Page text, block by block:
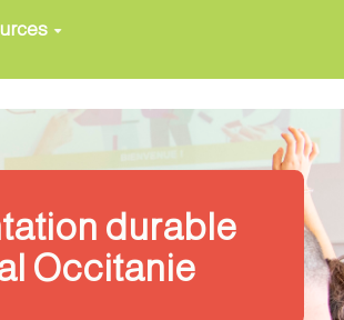
durable
Occitanie